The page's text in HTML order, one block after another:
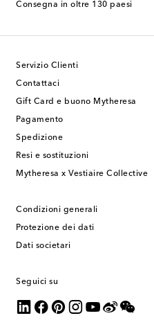
Consegna in oltre 130 paesi
Servizio Clienti
Contattaci
Gift Card e buono Mytheresa
Pagamento
Spedizione
Resi e sostituzioni
Mytheresa x Vestiaire Collective
Condizioni generali
Protezione dei dati
Dati societari
Seguici su